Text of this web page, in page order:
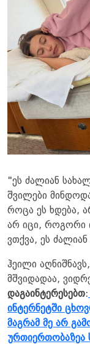
"ეს ძალიან
შვილები
როცა ეს ხდება,
არ იცი, როგორი
ვთქვა, ეს
ჰეილი
მშვიდადაა,
დაგაინტერესებთ:
ინტერნეტში
მაგრამ მე არ
ურთიერთობაზეა